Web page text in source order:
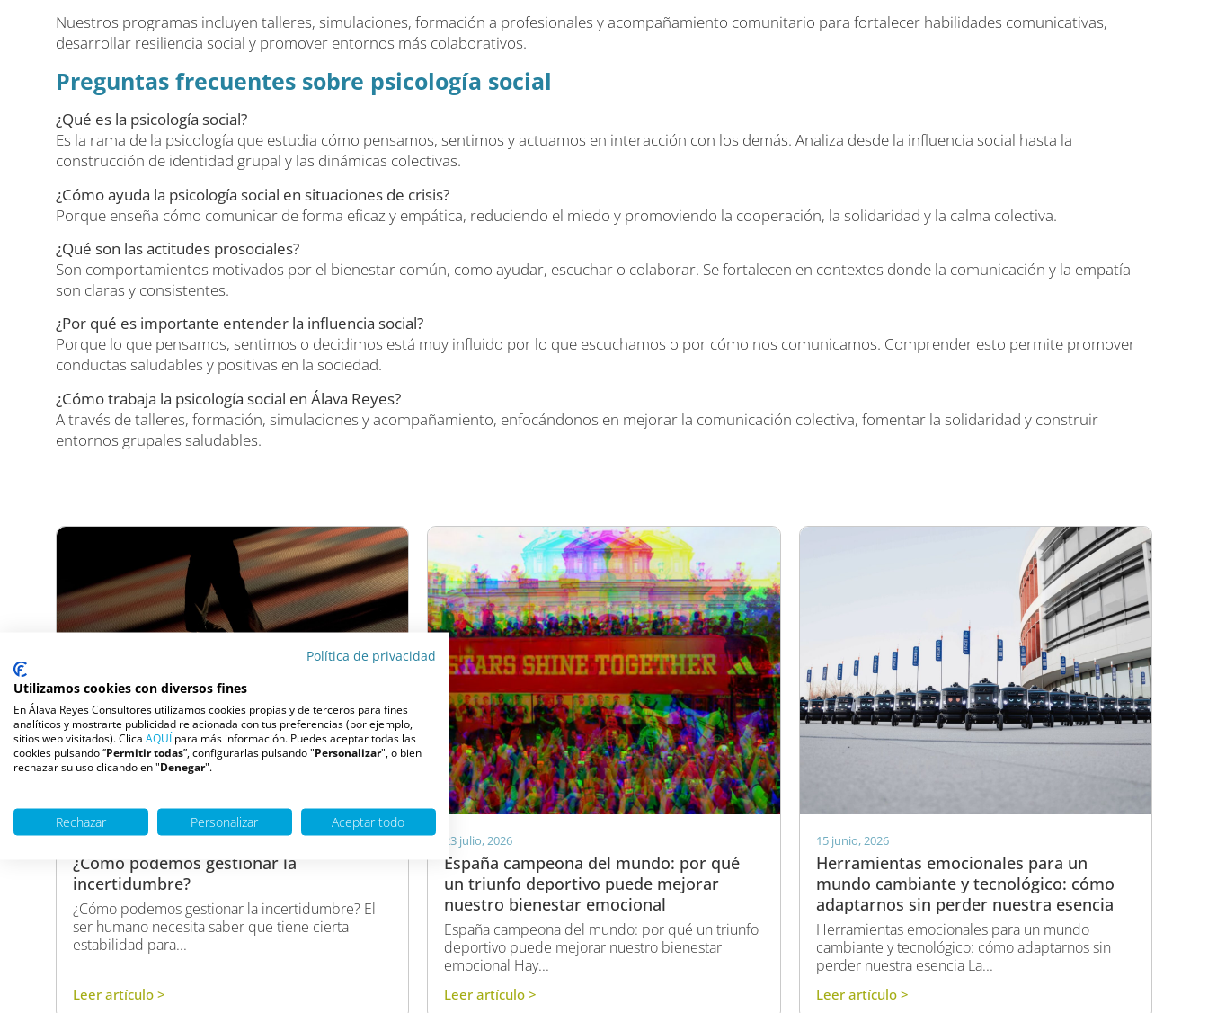
Nuestros programas incluyen talleres, simulaciones, formación a profesionales y acompañamiento comunitario para fortalecer habilidades comunicativas,
desarrollar resiliencia social y promover entornos más colaborativos.
Preguntas frecuentes sobre psicología social
¿Qué es la psicología social?
Es la rama de la psicología que estudia cómo pensamos, sentimos y actuamos en interacción con los demás. Analiza desde la influencia social hasta la
construcción de identidad grupal y las dinámicas colectivas.
¿Cómo ayuda la psicología social en situaciones de crisis?
Porque enseña cómo comunicar de forma eficaz y empática, reduciendo el miedo y promoviendo la cooperación, la solidaridad y la calma colectiva.
¿Qué son las actitudes prosociales?
Son comportamientos motivados por el bienestar común, como ayudar, escuchar o colaborar. Se fortalecen en contextos donde la comunicación y la empatía
son claras y consistentes.
¿Por qué es importante entender la influencia social?
Porque lo que pensamos, sentimos o decidimos está muy influido por lo que escuchamos o por cómo nos comunicamos. Comprender esto permite promover
conductas saludables y positivas en la sociedad.
¿Cómo trabaja la psicología social en Álava Reyes?
A través de talleres, formación, simulaciones y acompañamiento, enfocándonos en mejorar la comunicación colectiva, fomentar la solidaridad y construir
entornos grupales saludables.
4 agosto, 2026
¿Cómo podemos gestionar la
incertidumbre?
¿Cómo podemos gestionar la incertidumbre? El
ser humano necesita saber que tiene cierta
estabilidad para...
Leer artículo >
23 julio, 2026
España campeona del mundo: por qué
un triunfo deportivo puede mejorar
nuestro bienestar emocional
España campeona del mundo: por qué un triunfo
deportivo puede mejorar nuestro bienestar
emocional Hay...
Leer artículo >
15 junio, 2026
Herramientas emocionales para un
mundo cambiante y tecnológico: cómo
adaptarnos sin perder nuestra esencia
Herramientas emocionales para un mundo
cambiante y tecnológico: cómo adaptarnos sin
perder nuestra esencia La...
Leer artículo >
Política de privacidad
Utilizamos cookies con diversos fines
En Álava Reyes Consultores utilizamos cookies propias y de terceros para fines
analíticos y mostrarte publicidad relacionada con tus preferencias (por ejemplo,
sitios web visitados). Clica AQUÍpara más información. Puedes aceptar todas las
cookies pulsando ‘’Permitir todas”, configurarlas pulsando "Personalizar", o bien
rechazar su uso clicando en "Denegar".
Rechazar Personalizar Aceptar todo